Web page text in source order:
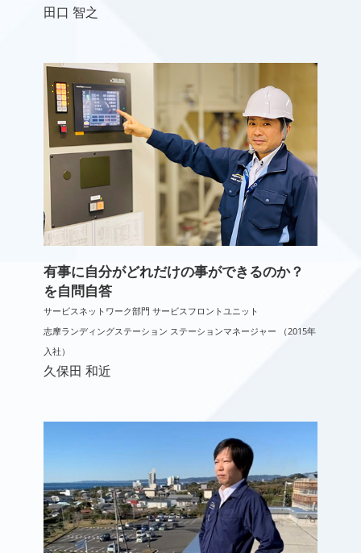
田口 智之
有事に自分がどれだけの事ができるのか？
を自問自答
サービスネットワーク部門 サービスフロントユニット
志摩ランディングステーション ステーションマネージャー （2015年
入社）
久保田 和近